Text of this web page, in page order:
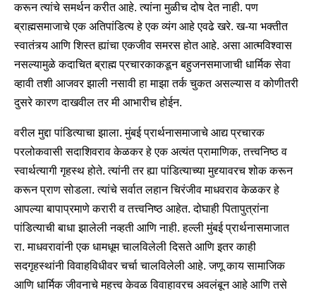
करून त्यांचे समर्थन करीत आहे. त्यांना मुळीच दोष देत नाही. पण
ब्राह्मसमाजाचे एक अतिपांडित्य हे एक व्यंग आहे एवढे खरे. ख-या भक्तीत
स्वातंत्र्य आणि शिस्त ह्यांचा एकजीव समरस होत आहे. असा आत्मविश्वास
नसल्यामुळे कदाचित ब्राह्म प्रचारकाकडून बहुजनसमाजाची धार्मिक सेवा
व्हावी तशी आजवर झाली नसावी हा माझा तर्क चुकत असल्यास व कोणीतरी
दुसरे कारण दाखवील तर मी आभारीच होईन.
वरील मुद्दा पांडित्याचा झाला. मुंबई प्रार्थनासमाजाचे आद्य प्रचारक
परलोकवासी सदाशिवराव केळकर हे एक अत्यंत प्रामाणिक, तत्त्वनिष्ठ व
स्वार्थत्यागी गृहस्थ होते. त्यांनी तर ह्या पांडित्याच्या मुद्द्यावरच शोक करून
करून प्राण सोडला. त्यांचे सर्वात लहान चिरंजीव माधवराव केळकर हे
आपल्या बापाप्रमाणे करारी व तत्त्वनिष्ठ आहेत. दोघाही पितापुत्रांना
पांडित्याची बाधा झालेली नव्हती आणि नाही. हल्ली मुंबई प्रार्थनासमाजात
रा. माधवरावांनी एक धामधूम चालविलेली दिसते आणि इतर काही
सदगृहस्थांनी विवाहविधीवर चर्चा चालविलेली आहे. जणू काय सामाजिक
आणि धार्मिक जीवनाचे महत्त्व केवळ विवाहावरच अवलंबून आहे आणि तसे